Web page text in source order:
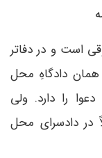
است و در دفاتر
دادگاهِ محل
را دارد. ولی
در دادسرای محل